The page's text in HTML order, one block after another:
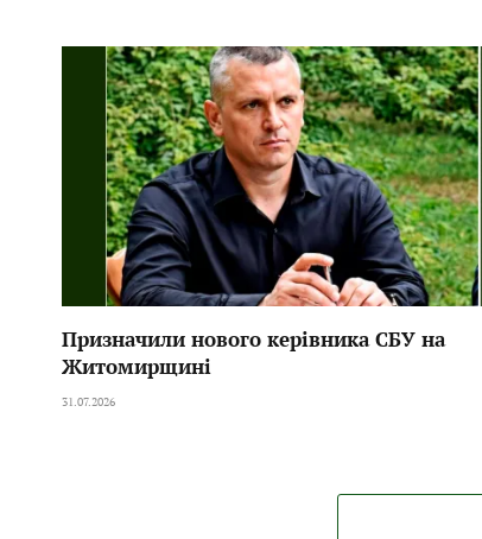
Призначили нового керівника СБУ на
Житомирщині
31.07.2026